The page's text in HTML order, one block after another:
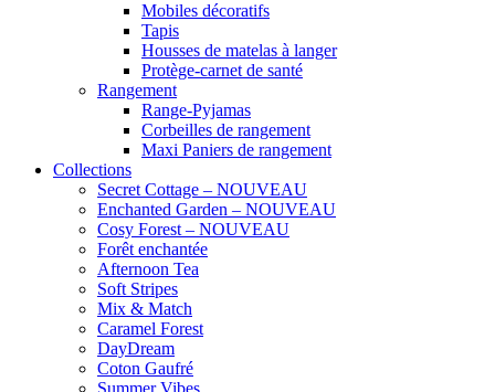
Mobiles décoratifs
Tapis
Housses de matelas à langer
Protège-carnet de santé
Rangement
Range-Pyjamas
Corbeilles de rangement
Maxi Paniers de rangement
Collections
Secret Cottage – NOUVEAU
Enchanted Garden – NOUVEAU
Cosy Forest – NOUVEAU
Forêt enchantée
Afternoon Tea
Soft Stripes
Mix & Match
Caramel Forest
DayDream
Coton Gaufré